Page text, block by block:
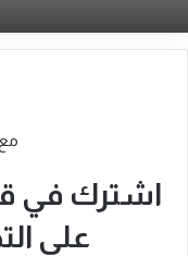
اشترك في
على